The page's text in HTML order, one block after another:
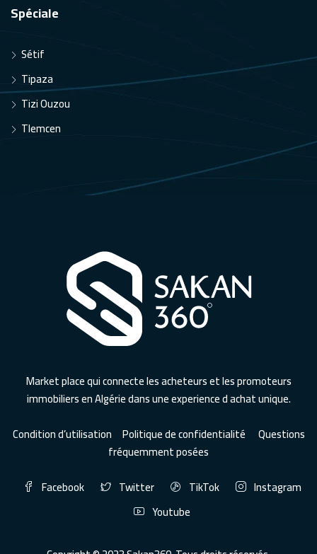
Spéciale
Sétif
Tipaza
Tizi Ouzou
Tlemcen
Market place qui connecte les acheteurs et les promoteurs
immobiliers en Algérie dans une experience d achat unique.
Condition d’utilisation Politique de confidentialité
Questions
fréquemment posées
Facebook
Twitter TikTok
Instagram
Youtube